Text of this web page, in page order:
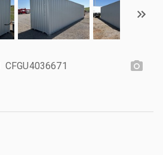
CFGU4036671